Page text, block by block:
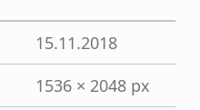
15.11.2018
1536 × 2048 px